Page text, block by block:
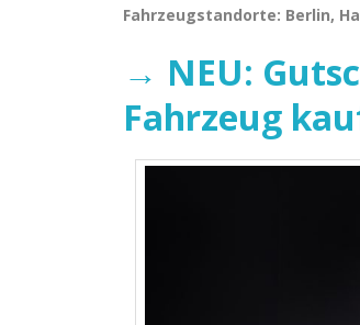
Fahrzeugstandorte: Berlin,
→ NEU:
Fahrzeug